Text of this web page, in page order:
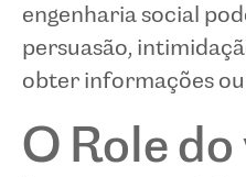
engenharia social
persuasão,
obter informações ou
O Role do